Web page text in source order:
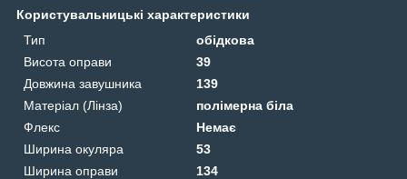
Користувальницькі характеристики
Тип
обідкова
Висота оправи
39
Довжина завушника
139
Матеріал (Лінза)
полімерна біла
Флекс
Немає
Ширина окуляра
53
Ширина оправи
134